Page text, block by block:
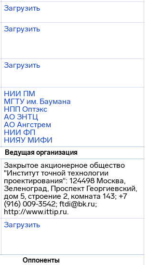
Загрузить
Загрузить
Загрузить
НИИ ПМ
МГТУ им. Баумана
НПП Оптэкс
АО ЗНТЦ
АО Ангстрем
НИИ ФП
НИЯУ МИФИ
Ведущая организация
Закрытое акционерное общество
"Институт точной технологии
проектирования": 124498 Москва,
Зеленоград, Проспект Георгиевский,
дом 5, строение 2, комната 143; +7
(916) 009-3542; ftdi@bk.ru;
http://www.ittip.ru.
Загрузить
Оппоненты